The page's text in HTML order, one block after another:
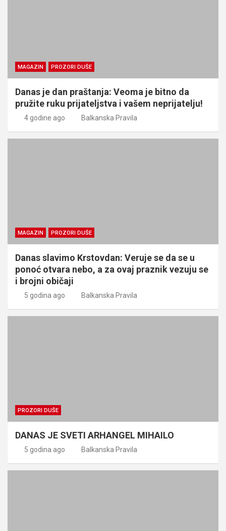
MAGAZIN PROZORI DUŠE
Danas je dan praštanja: Veoma je bitno da
pružite ruku prijateljstva i vašem neprijatelju!
4 godine ago Balkanska Pravila
MAGAZIN PROZORI DUŠE
Danas slavimo Krstovdan: Veruje se da se u
ponoć otvara nebo, a za ovaj praznik vezuju se
i brojni običaji
5 godina ago Balkanska Pravila
PROZORI DUŠE
DANAS JE SVETI ARHANGEL MIHAILO
5 godina ago Balkanska Pravila